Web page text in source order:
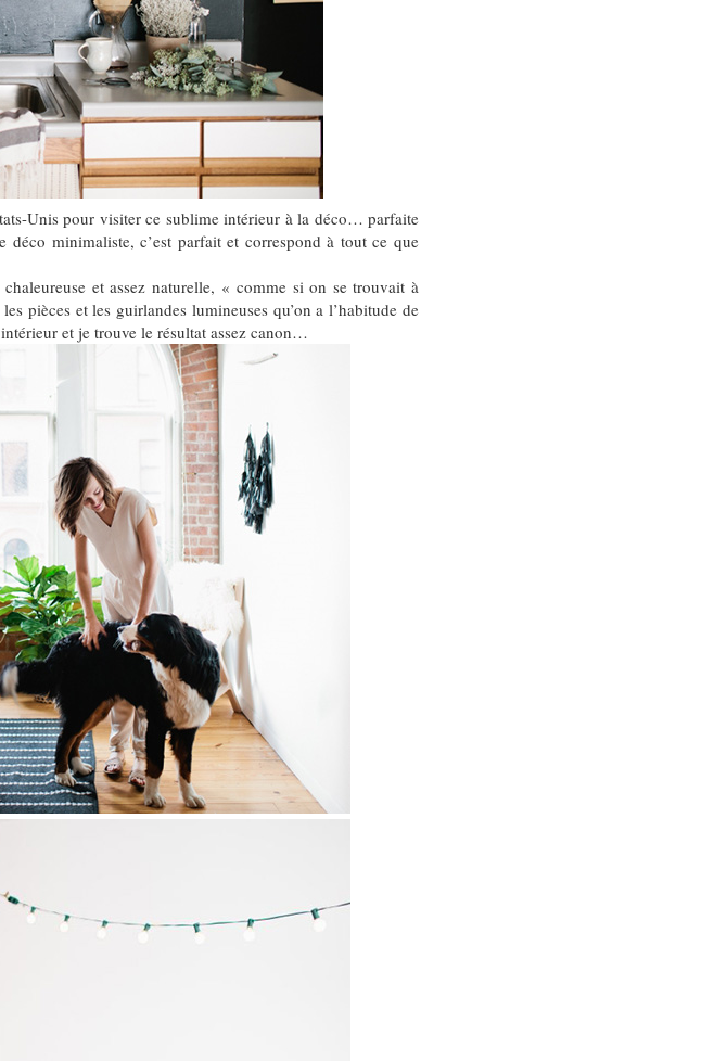
Unis pour visiter ce sublime intérieur à la déco… parfaite
minimaliste, c’est parfait et correspond à tout ce que
et assez naturelle, « comme si on se trouvait à
pièces et les guirlandes lumineuses qu’on a l’habitude de
et je trouve le résultat assez canon…